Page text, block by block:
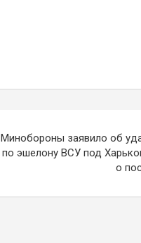
Минобороны заявило об
по эшелону ВСУ под
о